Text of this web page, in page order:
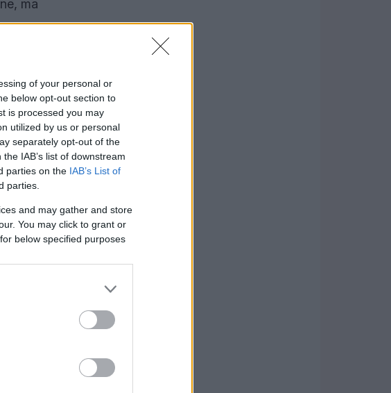
of your personal or
below opt-out section to
is processed you may
utilized by us or personal
separately opt-out of the
IAB’s list of downstream
parties on the IAB’s List of
parties.
and may gather and store
You may click to grant or
below specified purposes
ma